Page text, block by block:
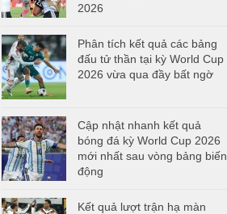
2026
Phân tích kết quả các bảng
đấu tử thần tại kỳ World Cup
2026 vừa qua đầy bất ngờ
Cập nhật nhanh kết quả
bóng đá kỳ World Cup 2026
mới nhất sau vòng bảng biến
động
Kết quả lượt trận hạ màn